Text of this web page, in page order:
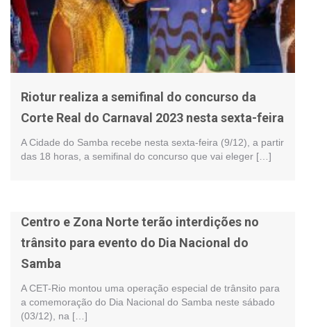
Riotur realiza a semifinal do concurso da
Corte Real do Carnaval 2023 nesta sexta-feira
A Cidade do Samba recebe nesta sexta-feira (9/12), a partir
das 18 horas, a semifinal do concurso que vai eleger […]
Centro e Zona Norte terão interdições no
trânsito para evento do Dia Nacional do
Samba
A CET-Rio montou uma operação especial de trânsito para
a comemoração do Dia Nacional do Samba neste sábado
(03/12), na […]